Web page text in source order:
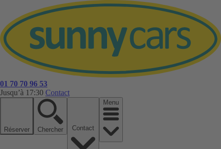
01 70 70 96 53
Jusqu’à 17:30 Contact
Réserver Chercher
Menu